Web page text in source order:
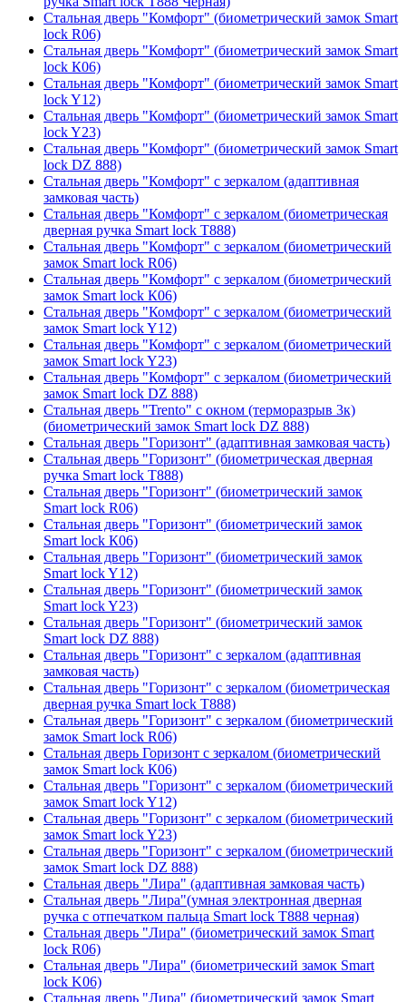
Стальная дверь "Комфорт" (биометрический замок Smart
lock R06)
Стальная дверь "Комфорт" (биометрический замок Smart
lock К06)
Стальная дверь "Комфорт" (биометрический замок Smart
lock Y12)
Стальная дверь "Комфорт" (биометрический замок Smart
lock Y23)
Стальная дверь "Комфорт" (биометрический замок Smart
lock DZ 888)
Стальная дверь "Комфорт" с зеркалом (адаптивная
замковая часть)
Стальная дверь "Комфорт" с зеркалом (биометрическая
дверная ручка Smart lock T888)
Стальная дверь "Комфорт" с зеркалом (биометрический
замок Smart lock R06)
Стальная дверь "Комфорт" с зеркалом (биометрический
замок Smart lock К06)
Стальная дверь "Комфорт" с зеркалом (биометрический
замок Smart lock Y12)
Стальная дверь "Комфорт" с зеркалом (биометрический
замок Smart lock Y23)
Стальная дверь "Комфорт" с зеркалом (биометрический
замок Smart lock DZ 888)
Стальная дверь "Trento" с окном (терморазрыв 3к)
(биометрический замок Smart lock DZ 888)
Стальная дверь "Горизонт" (адаптивная замковая часть)
Стальная дверь "Горизонт" (биометрическая дверная
ручка Smart lock T888)
Стальная дверь "Горизонт" (биометрический замок
Smart lock R06)
Стальная дверь "Горизонт" (биометрический замок
Smart lock К06)
Стальная дверь "Горизонт" (биометрический замок
Smart lock Y12)
Стальная дверь "Горизонт" (биометрический замок
Smart lock Y23)
Стальная дверь "Горизонт" (биометрический замок
Smart lock DZ 888)
Стальная дверь "Горизонт" с зеркалом (адаптивная
замковая часть)
Стальная дверь "Горизонт" с зеркалом (биометрическая
дверная ручка Smart lock T888)
Стальная дверь "Горизонт" с зеркалом (биометрический
замок Smart lock R06)
Стальная дверь Горизонт с зеркалом (биометрический
замок Smart lock К06)
Стальная дверь "Горизонт" с зеркалом (биометрический
замок Smart lock Y12)
Стальная дверь "Горизонт" с зеркалом (биометрический
замок Smart lock Y23)
Стальная дверь "Горизонт" с зеркалом (биометрический
замок Smart lock DZ 888)
Стальная дверь "Лира" (адаптивная замковая часть)
Стальная дверь "Лира"(умная электронная дверная
ручка с отпечатком пальца Smart lock T888 черная)
Стальная дверь "Лира" (биометрический замок Smart
lock R06)
Стальная дверь "Лира" (биометрический замок Smart
lock K06)
Стальная дверь "Лира" (биометрический замок Smart